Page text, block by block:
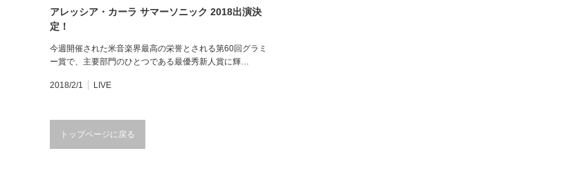
アレッシア・カーラ サマーソニック 2018出演決
定！
今週開催された米音楽界最高の栄誉とされる第60回グラミ
ー賞で、主要部門のひとつである最優秀新人賞に輝…
2018/2/1 LIVE
トップページに戻る